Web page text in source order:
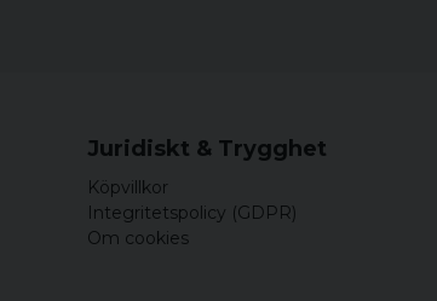
Juridiskt & Trygghet
Köpvillkor
Integritetspolicy (GDPR)
Om cookies